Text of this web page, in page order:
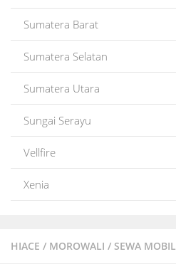
HIACE / MOROWALI / SEWA MOBIL
Sumatera Barat
Sumatera Selatan
Sumatera Utara
Sungai Serayu
Vellfire
Xenia